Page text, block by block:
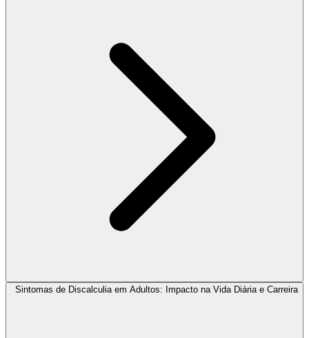
Sintomas de Discalculia em Adultos: Impacto na Vida Diária e Carreira